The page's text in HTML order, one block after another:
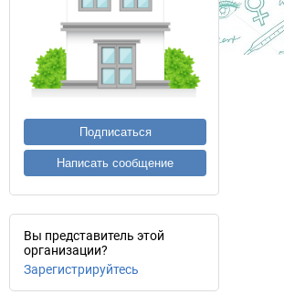
Подписаться
Написать сообщение
Вы представитель этой
организации?
Зарегистрируйтесь